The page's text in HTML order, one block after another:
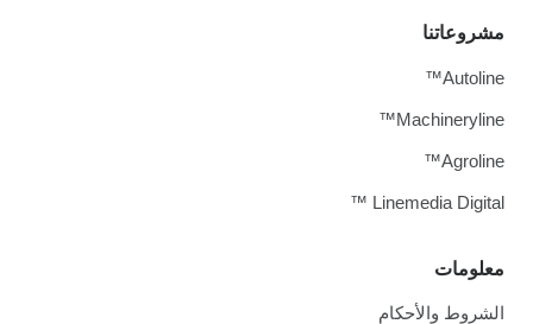
معلومات
الشروط والأحكام
مشروعاتنا
Autoline™
Machineryline™
Agroline™
Linemedia Digital ™